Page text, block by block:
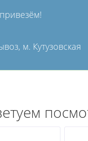
м. Кутузовская